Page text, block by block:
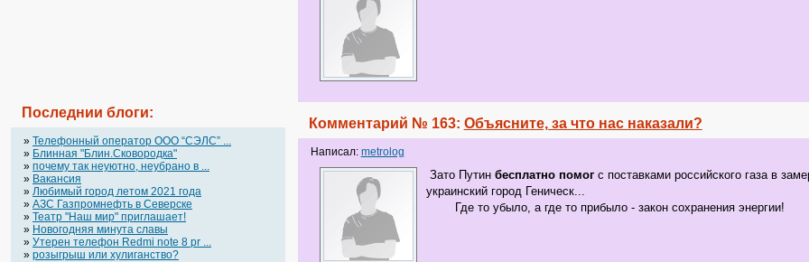
Последнии блоги:
» Телефонный оператор OOO “СЭЛС” ...
» Блинная "Блин.Сковородка"
» почему так неуютно, неубрано в ...
» Вакансия
» Любимый город летом 2021 года
» АЗС Газпромнефть в Северске
» Театр "Наш мир" приглашает!
» Новогодняя минута славы
» Утерен телефон Redmi note 8 pr ...
» розыгрыш или хулиганство?
Комментарий № 163: Объясните, за что нас наказали?
Написал: metrolog
Зато Путин бесплатно помогс поставками российского газа в
украинский город Геническ...
Где то убыло, а где то прибыло - закон сохранения энергии!